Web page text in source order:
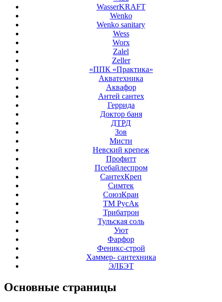
WasserKRAFT
Wenko
Wenko sanitary
Wess
Worx
Zalel
Zeller
«ППК «Практика»
Акватехника
Аквафор
Антей сантех
Геррида
Доктор баня
ДТРД
Зов
Мисти
Невский крепеж
Профитт
Псебайлеспром
СантехКреп
Симтек
СоюзКран
ТМ РусАк
Трибатрон
Тульская соль
Уют
Фарфор
Феникс-строй
Хаммер- сантехника
ЭЛБЭТ
Основные страницы